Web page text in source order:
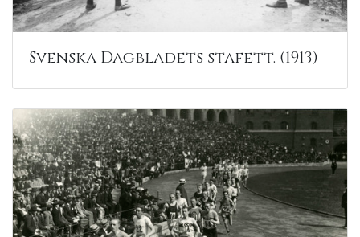
Svenska Dagbladets stafett. (1913)